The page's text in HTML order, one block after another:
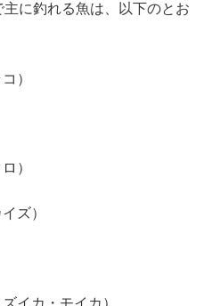
に釣れる魚は、以下のとお
）
）
ズ）
イカ・モイカ）